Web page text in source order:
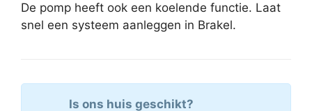
De pomp heeft ook een koelende functie. Laat
snel een systeem aanleggen in Brakel.
Is ons huis geschikt?